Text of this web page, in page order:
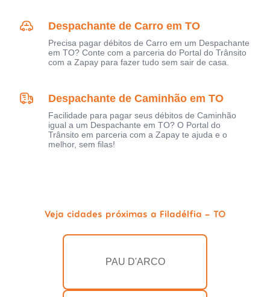
Despachante de Carro em TO
Precisa pagar débitos de Carro em um Despachante
em TO? Conte com a parceria do Portal do Trânsito
com a Zapay para fazer tudo sem sair de casa.
Despachante de Caminhão em TO
Facilidade para pagar seus débitos de Caminhão
igual a um Despachante em TO? O Portal do
Trânsito em parceria com a Zapay te ajuda e o
melhor, sem filas!
Veja cidades próximas a Filadélfia - TO
PAU D'ARCO